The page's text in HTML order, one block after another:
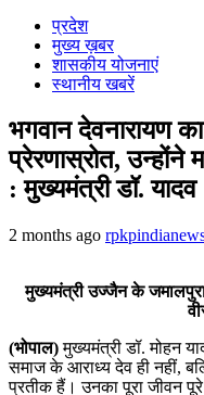
प्रदेश
मुख्य ख़बर
शासकीय योजनाएं
स्थानीय खबरें
भगवान देवनारायण
प्रेरणास्रोत, उन्होंने
: मुख्यमंत्री डॉ. यादव
2 months ago
मुख्यमंत्री उज्जैन के
(भोपाल)मुख्यमंत्री डॉ. मोहन
समाज के आराध्य देव ही नहीं,
प्रतीक हैं। उनका पूरा जीवन